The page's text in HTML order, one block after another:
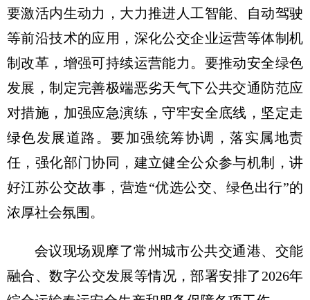
要激活内生动力，大力推进人工智能、自动驾驶
等前沿技术的应用，深化公交企业运营等体制机
制改革，增强可持续运营能力。要推动安全绿色
发展，制定完善极端恶劣天气下公共交通防范应
对措施，加强应急演练，守牢安全底线，坚定走
绿色发展道路。要加强统筹协调，落实属地责
任，强化部门协同，建立健全公众参与机制，讲
好江苏公交故事，营造“优选公交、绿色出行”的
浓厚社会氛围。
会议现场观摩了常州城市公共交通港、交能
融合、数字公交发展等情况，部署安排了2026年